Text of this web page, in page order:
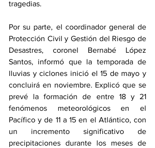
tragedias.
Por su parte, el coordinador general de
Protección Civil y Gestión del Riesgo de
Desastres, coronel Bernabé López
Santos, informó que la temporada de
lluvias y ciclones inició el 15 de mayo y
concluirá en noviembre. Explicó que se
prevé la formación de entre 18 y 21
fenómenos meteorológicos en el
Pacífico y de 11 a 15 en el Atlántico, con
un incremento significativo de
precipitaciones durante los meses de